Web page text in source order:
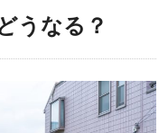
うなる？